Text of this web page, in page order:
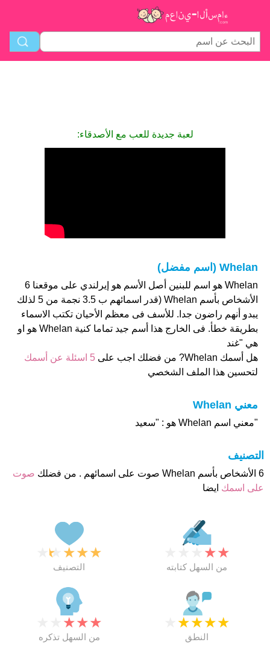
لعبة جديدة للعب مع الأصدقاء:
Whelan (اسم مفضل)
Whelan هو اسم للبنين أصل الأسم هو إيرلندي على موقعنا 6
الأشخاص بأسم Whelan (قدر اسمائهم ب 3.5 نجمة من 5 لذلك
يبدو أنهم راضون جدا. للأسف فى معظم الأحيان تكتب الاسماء
بطريقة خطأ. فى الخارج هذا أسم جيد تماما كنية Whelan هو او
هي "غند
هل أسمك Whelan? من فضلك اجب على
5 اسئلة عن أسمك
لتحسين هذا الملف الشخصي
معني Whelan
"معني اسم Whelan هو : "سعيد
التصنيف
6 الأشخاص بأسم Whelan صوت على اسمائهم . من فضلك
صوت
على اسمك ايضا
★
★
★
★
التصنيف
★
★
من السهل كتابته
★
★
★
من السهل تذكره
★
★
★
★
النطق